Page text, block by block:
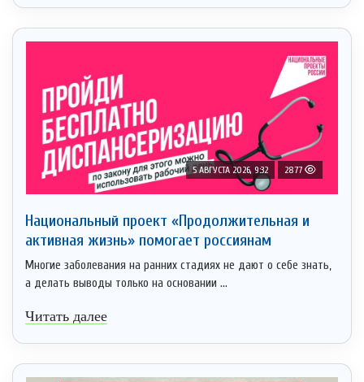
5 АВГУСТА 2026, 9:32 2877
Национальный проект «Продолжительная и
активная жизнь» помогает россиянам
Многие заболевания на ранних стадиях не дают о себе знать,
а делать выводы только на основании ...
Читать далее